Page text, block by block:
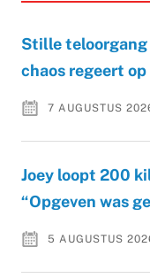
Stille teloorgang
chaos regeert
7 AUGUSTUS
Joey loopt 200
“Opgeven was
5 AUGUSTUS